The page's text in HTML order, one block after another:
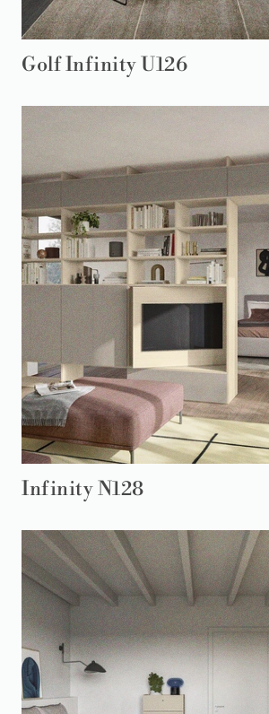
Golf Infinity U126
Infinity N128